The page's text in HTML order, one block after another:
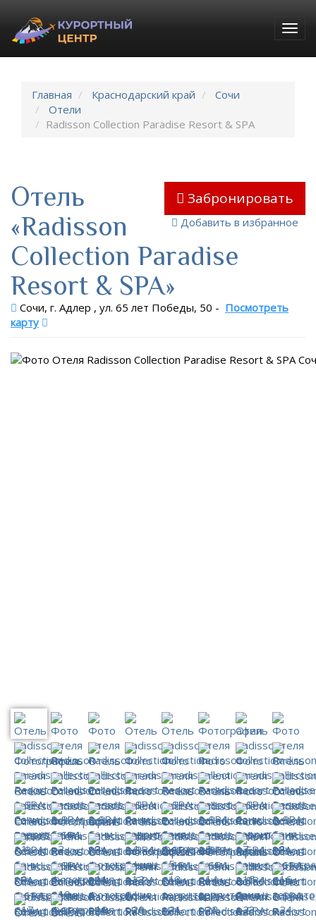
Главная Краснодарский край
Сочи
Отели
Radisson Collection Paradise Resort & SPA
Забронировать
Добавить в избранное
Отель
«Radisson
Collection Paradise
Resort & SPA»
Сочи, г. Адлер , ул. 65 лет Победы, 50 - Посмотреть
карту